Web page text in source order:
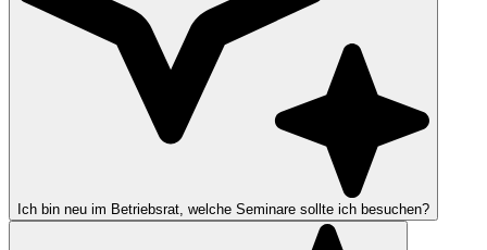
Ich bin neu im Betriebsrat, welche Seminare sollte ich besuchen?